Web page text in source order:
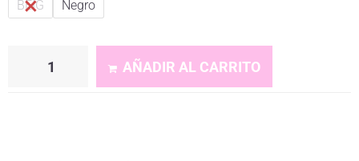
BEIG Negro
AÑADIR AL CARRITO